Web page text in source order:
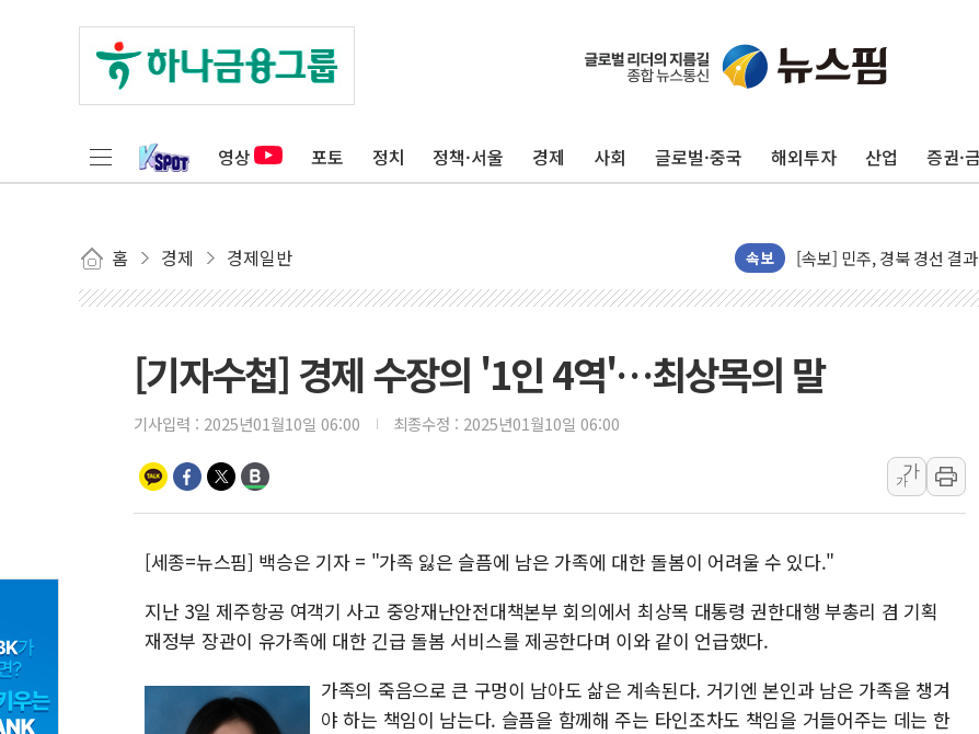
영상 포토 정치 정책·서울 경제 사회 글로벌·중국 해외투자 산업 증권·
홈 경제 경제일반 속보
[종합] 김민석, 정청래에
인천서 말다툼 중 어머니
김민석, 강원·대구·경북
[속보] 민주, 경북 경선 결
[속보] 민주, 대구 경선 결
정재헌 CEO, SKT 장기
최태원, 노소영에 9440억
인천시 광복절 현수막 '
병무청, 보충역 전면 손
홈플러스發 대형마트 판
윤준병·이해민 의원, '정
'호우·산사태 주의보' 울
여야, 황희 '버스 하우스'
현대그린푸드 '텍사스로드
與 "세제개편안 8월 말
[기자수첩] 경제 수장의 '1인 4역'…최상목의 말
기사입력 : 2025년01월10일 06:00 최종수정 : 2025년01월10일 06:00
가
가
[세종=뉴스핌] 백승은 기자 = "가족 잃은 슬픔에 남은 가족에 대한 돌봄이 어려울 수 있다."
지난 3일 제주항공 여객기 사고 중앙재난안전대책본부 회의에서 최상목 대통령 권한대행 부총리 겸 기획
재정부 장관이 유가족에 대한 긴급 돌봄 서비스를 제공한다며 이와 같이 언급했다.
가족의 죽음으로 큰 구멍이 남아도 삶은 계속된다. 거기엔 본인과 남은 가족을 챙겨
야 하는 책임이 남는다. 슬픔을 함께해 주는 타인조차도 책임을 거들어주는 데는 한